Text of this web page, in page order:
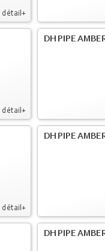
détail+
détail+
DH PIPE
détail+
DH PIPE
DH PIPE